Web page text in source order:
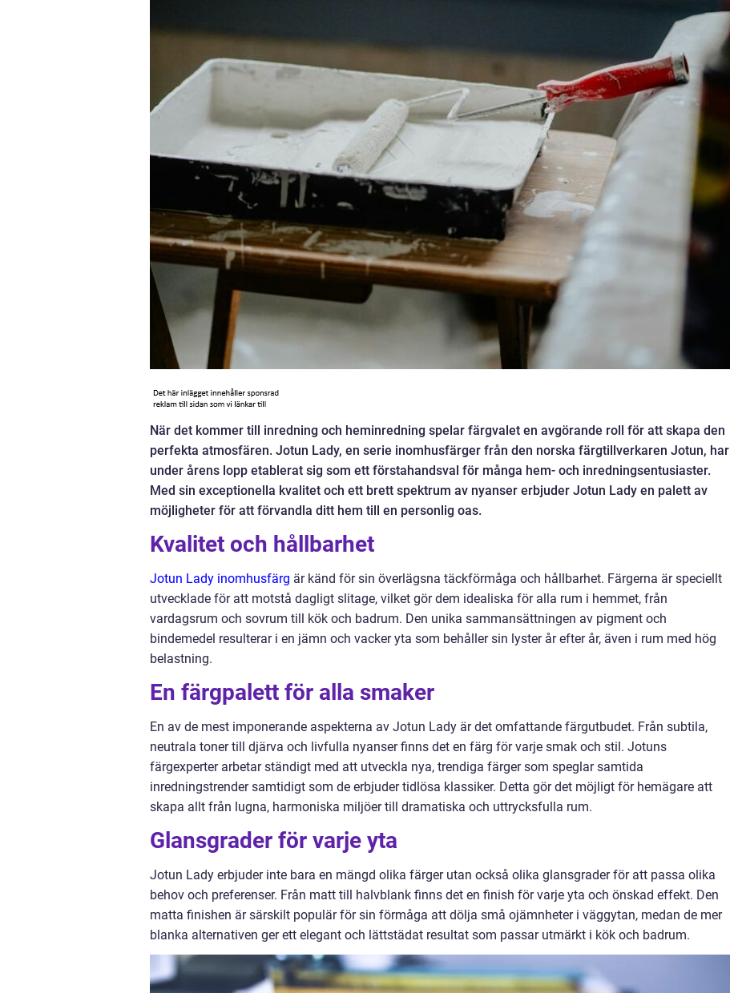
När det kommer till inredning och heminredning spelar färgvalet en avgörande roll för att skapa den
perfekta atmosfären. Jotun Lady, en serie inomhusfärger från den norska färgtillverkaren Jotun, har
under årens lopp etablerat sig som ett förstahandsval för många hem- och inredningsentusiaster.
Med sin exceptionella kvalitet och ett brett spektrum av nyanser erbjuder Jotun Lady en palett av
möjligheter för att förvandla ditt hem till en personlig oas.
Kvalitet och hållbarhet
Jotun Lady inomhusfärg är känd för sin överlägsna täckförmåga och hållbarhet. Färgerna är speciellt
utvecklade för att motstå dagligt slitage, vilket gör dem idealiska för alla rum i hemmet, från
vardagsrum och sovrum till kök och badrum. Den unika sammansättningen av pigment och
bindemedel resulterar i en jämn och vacker yta som behåller sin lyster år efter år, även i rum med hög
belastning.
En färgpalett för alla smaker
En av de mest imponerande aspekterna av Jotun Lady är det omfattande färgutbudet. Från subtila,
neutrala toner till djärva och livfulla nyanser finns det en färg för varje smak och stil. Jotuns
färgexperter arbetar ständigt med att utveckla nya, trendiga färger som speglar samtida
inredningstrender samtidigt som de erbjuder tidlösa klassiker. Detta gör det möjligt för hemägare att
skapa allt från lugna, harmoniska miljöer till dramatiska och uttrycksfulla rum.
Glansgrader för varje yta
Jotun Lady erbjuder inte bara en mängd olika färger utan också olika glansgrader för att passa olika
behov och preferenser. Från matt till halvblank finns det en finish för varje yta och önskad effekt. Den
matta finishen är särskilt populär för sin förmåga att dölja små ojämnheter i väggytan, medan de mer
blanka alternativen ger ett elegant och lättstädat resultat som passar utmärkt i kök och badrum.